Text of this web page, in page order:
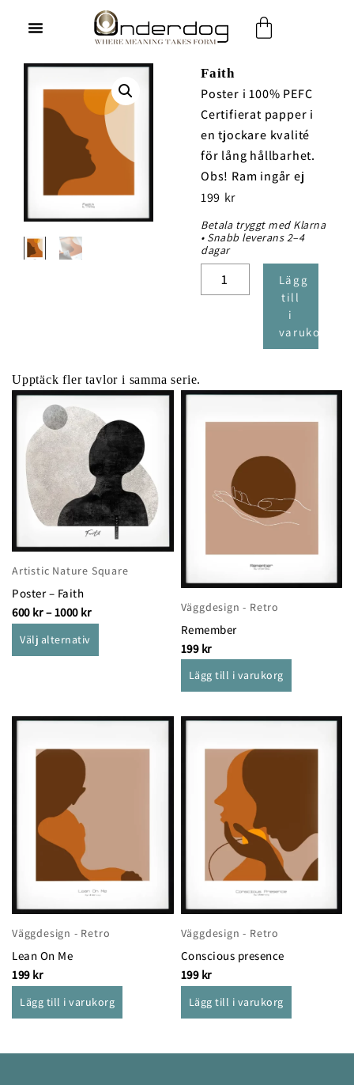
Varukorg
Faith
Poster i 100% PEFC
Certifierat papper i
en tjockare kvalité
för lång hållbarhet.
Obs! Ram ingår ej
199 kr
Betala tryggt med Klarna
• Snabb leverans 2–4
dagar
Faith
mängd
Lägg
till
i
varukorg
Upptäck fler tavlor i samma serie.
Artistic Nature Square
Poster – Faith
600 kr – 1000 kr
Prisintervall:
till
1000 kr
Välj alternativ
Den
här
produkten
har
flera
varianter.
De
olika
alternativen
kan
Väggdesign - Retro
Remember
199 kr
Lägg till i varukorg
Väggdesign - Retro
Lean On Me
199 kr
Lägg till i varukorg
Väggdesign - Retro
Conscious presence
199 kr
Lägg till i varukorg